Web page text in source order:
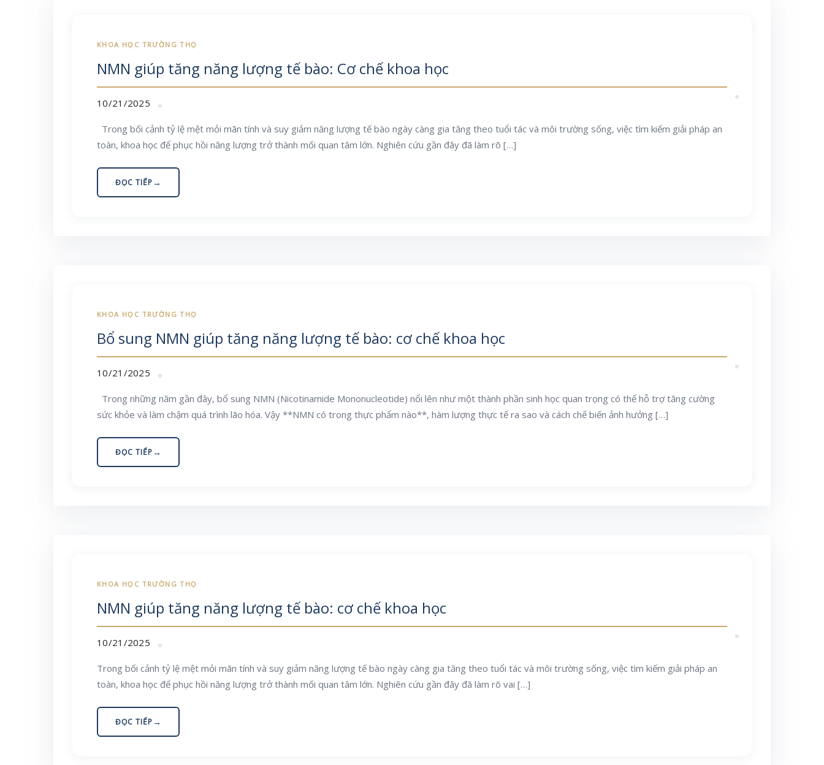
NMN giúp tăng năng lượng tế bào: Cơ chế khoa học
10/21/2025
Trong bối cảnh tỷ lệ mệt mỏi mãn tính và suy giảm năng lượng tế bào ngày càng gia tăng theo tuổi tác và môi trường sống, việc tìm kiếm giải pháp an
toàn, khoa học để phục hồi năng lượng trở thành mối quan tâm lớn. Nghiên cứu gần đây đã làm rõ […]
ĐỌC TIẾP
Bổ sung NMN giúp tăng năng lượng tế bào: cơ chế khoa học
10/21/2025
Trong những năm gần đây, bổ sung NMN (Nicotinamide Mononucleotide) nổi lên như một thành phần sinh học quan trọng có thể hỗ trợ tăng cường
sức khỏe và làm chậm quá trình lão hóa. Vậy **NMN có trong thực phẩm nào**, hàm lượng thực tế ra sao và cách chế biến ảnh hưởng […]
ĐỌC TIẾP
NMN giúp tăng năng lượng tế bào: cơ chế khoa học
10/21/2025
Trong bối cảnh tỷ lệ mệt mỏi mãn tính và suy giảm năng lượng tế bào ngày càng gia tăng theo tuổi tác và môi trường sống, việc tìm kiếm giải pháp an
toàn, khoa học để phục hồi năng lượng trở thành mối quan tâm lớn. Nghiên cứu gần đây đã làm rõ vai […]
ĐỌC TIẾP